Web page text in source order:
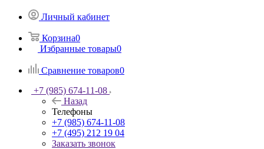
Личный кабинет
Корзина0
Избранные товары0
Сравнение товаров0
+7 (985) 674-11-08
Назад
Телефоны
+7 (985) 674-11-08
+7 (495) 212 19 04
Заказать звонок